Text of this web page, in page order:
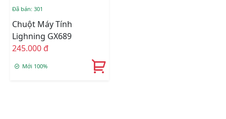
Đã bán: 301
Chuột Máy Tính
Lighning GX689
245.000 đ
Mới 100%